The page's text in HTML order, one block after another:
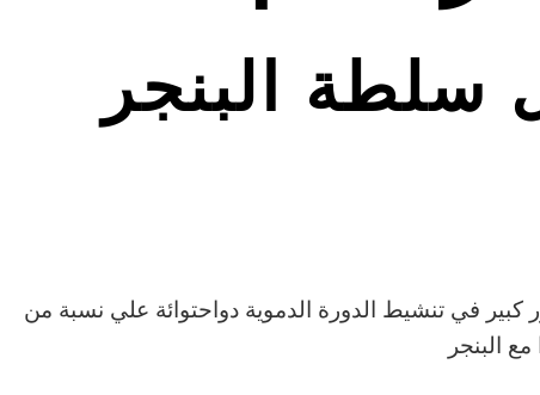
سلطة البنجر
في تنشيط الدورة الدموية دواحتوائة علي نسبة من
البنجر